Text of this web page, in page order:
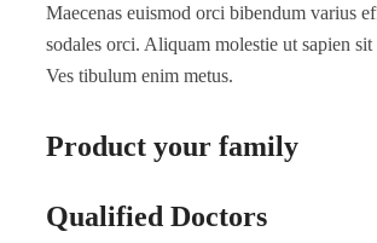
Maecenas euismod orci bibendum varius
sodales orci. Aliquam molestie ut sapien sit
Ves tibulum enim metus.
Product your family
Qualified Doctors